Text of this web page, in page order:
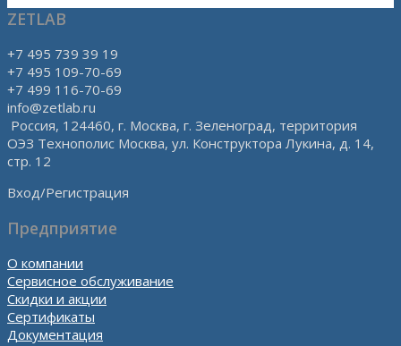
ZETLAB
+7 495 739 39 19
+7 495 109-70-69
+7 499 116-70-69
info@zetlab.ru
Россия, 124460, г. Москва, г. Зеленоград, территория
ОЭЗ Технополис Москва, ул. Конструктора Лукина, д. 14,
стр. 12
Вход/Регистрация
Предприятие
О компании
Сервисное обслуживание
Скидки и акции
Сертификаты
Документация